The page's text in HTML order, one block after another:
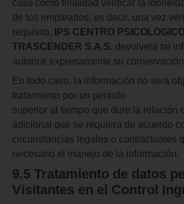
caso como finalidad verificar la
de los empleados; es decir, una vez
requisito,
IPS CENTRO
TRASCENDER S.A.S. devolverá tal
autorice expresamente su
En todo caso, la información no será
tratamiento por un período
superior al tiempo que dure la relación
adicional que se requiera de acuerdo
circunstancias legales o contractuales
necesario el manejo de la información.
9.5 Tratamiento de datos
Visitantes en el Control